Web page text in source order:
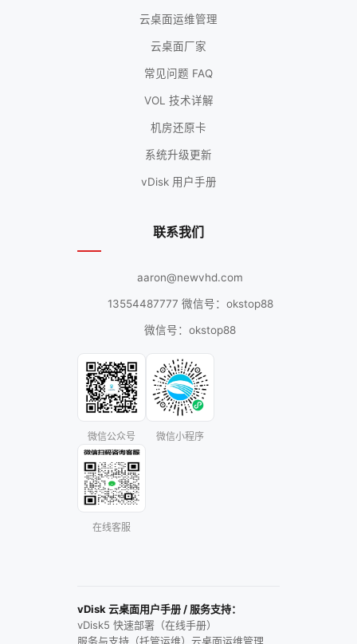
云桌面运维管理
云桌面厂家
常见问题 FAQ
VOL 技术详解
机房还原卡
系统升级更新
vDisk 用户手册
联系我们
aaron@newvhd.com
13554487777 微信号：okstop88
微信号：okstop88
微信公众号 微信小程序
在线客服
vDisk 云桌面用户手册 / 服务支持：
vDisk5 快速部署（在线手册）
服务与支持（托管运维）云桌面运维管理